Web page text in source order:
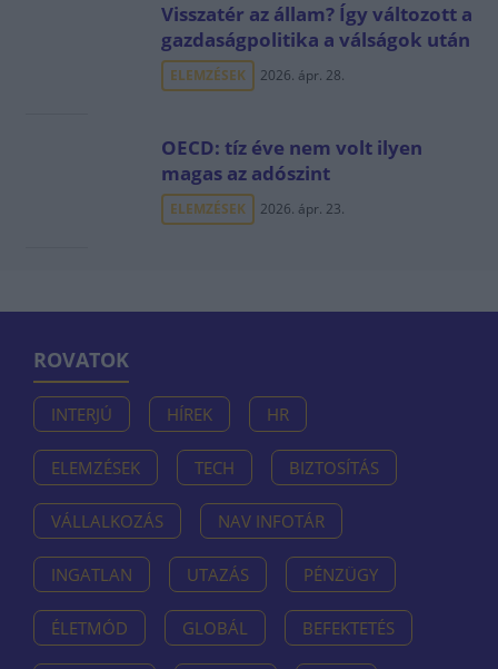
Visszatér az állam? Így változott a
gazdaságpolitika a válságok után
ELEMZÉSEK 2026. ápr. 28.
OECD: tíz éve nem volt ilyen
magas az adószint
ELEMZÉSEK 2026. ápr. 23.
ROVATOK
INTERJÚ HÍREK HR
ELEMZÉSEK TECH BIZTOSÍTÁS
VÁLLALKOZÁS NAV INFOTÁR
INGATLAN UTAZÁS PÉNZÜGY
ÉLETMÓD GLOBÁL BEFEKTETÉS